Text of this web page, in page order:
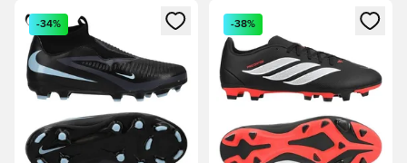
Megnyit egy modált a bejelentkezéshez vagy a tagként való
-34%
Megnyit egy modált a
-38%